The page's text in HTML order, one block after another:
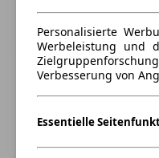
Personalisierte
Werbeleistung und
Verbesserung von
Essentielle